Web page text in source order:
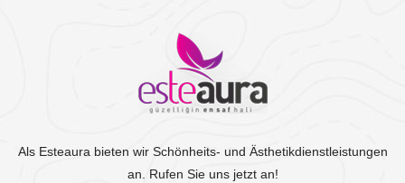
Als Esteaura bieten wir Schönheits- und Ästhetikdienstleistungen
an. Rufen Sie uns jetzt an!